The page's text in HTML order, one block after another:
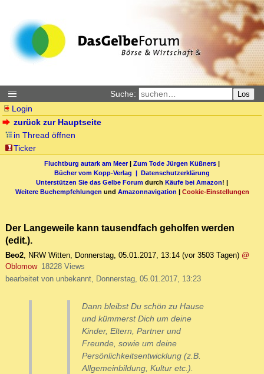
Suche: Los
Login
zurück zur Hauptseite
in Thread öffnen
Ticker
Fluchtburg autark am Meer| Zum Tode Jürgen Küßners |
Bücher vom Kopp-Verlag | Datenschutzerklärung
Unterstützen Sie das Gelbe Forum durch Käufe bei Amazon! |
Weitere Buchempfehlungen und Amazonnavigation | Cookie-Einstellungen
Der Langeweile kann tausendfach geholfen werden
(edit.).
Beo2, NRW Witten, Donnerstag, 05.01.2017, 13:14 (vor 3503 Tagen) @
Oblomow 18228 Views
bearbeitet von unbekannt, Donnerstag, 05.01.2017, 13:23
Dann bleibst Du schön zu Hause
und kümmerst Dich um deine
Kinder, Eltern, Partner und
Freunde, sowie um deine
Persönlichkeitsentwicklung (z.B.
Allgemeinbildung, Kultur etc.).